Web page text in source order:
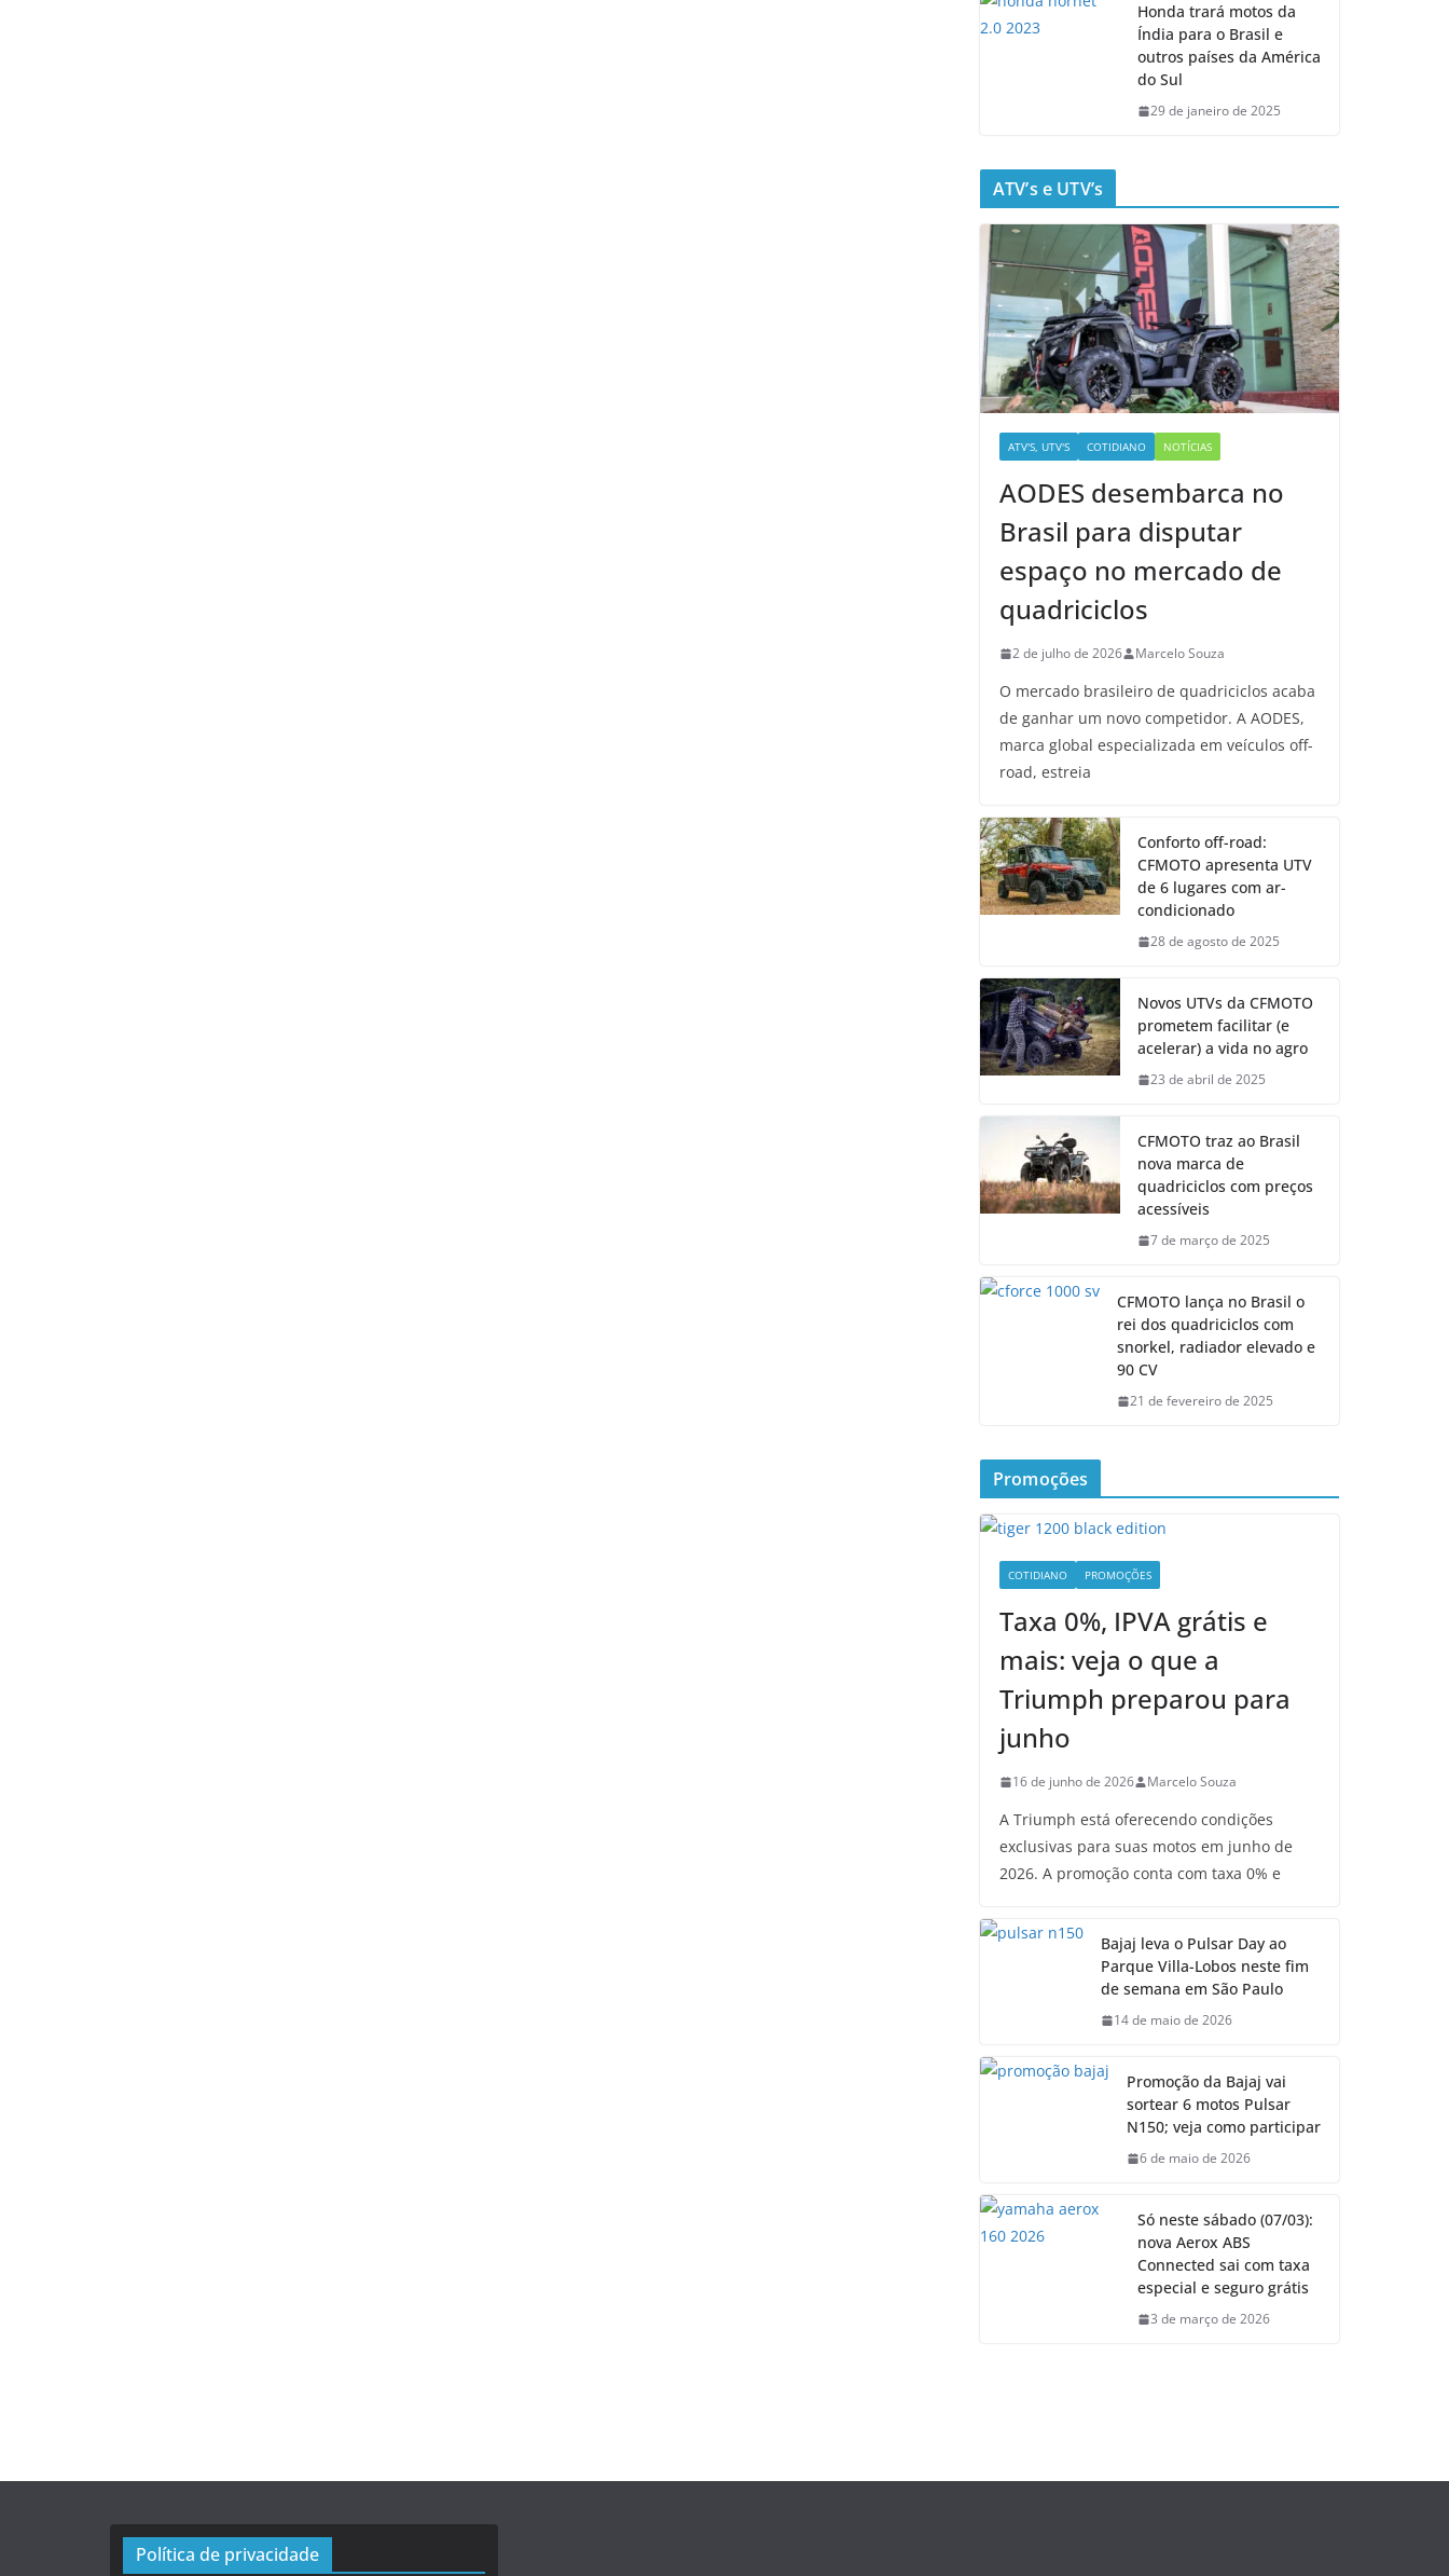
Honda trará motos da
Índia para o Brasil e
outros países da América
do Sul
29 de janeiro de 2025
ATV’s e UTV’s
ATV'S, UTV'S COTIDIANO NOTÍCIAS
AODES desembarca no
Brasil para disputar
espaço no mercado de
quadriciclos
2 de julho de 2026 Marcelo Souza
O mercado brasileiro de quadriciclos acaba
de ganhar um novo competidor. A AODES,
marca global especializada em veículos off-
road, estreia
Conforto off-road:
CFMOTO apresenta UTV
de 6 lugares com ar-
condicionado
28 de agosto de 2025
Novos UTVs da CFMOTO
prometem facilitar (e
acelerar) a vida no agro
23 de abril de 2025
CFMOTO traz ao Brasil
nova marca de
quadriciclos com preços
acessíveis
7 de março de 2025
CFMOTO lança no Brasil o
rei dos quadriciclos com
snorkel, radiador elevado e
90 CV
21 de fevereiro de 2025
Promoções
COTIDIANO PROMOÇÕES
Taxa 0%, IPVA grátis e
mais: veja o que a
Triumph preparou para
junho
16 de junho de 2026 Marcelo Souza
A Triumph está oferecendo condições
exclusivas para suas motos em junho de
2026. A promoção conta com taxa 0% e
Bajaj leva o Pulsar Day ao
Parque Villa-Lobos neste fim
de semana em São Paulo
14 de maio de 2026
Promoção da Bajaj vai
sortear 6 motos Pulsar
N150; veja como participar
6 de maio de 2026
Só neste sábado (07/03):
nova Aerox ABS
Connected sai com taxa
especial e seguro grátis
3 de março de 2026
Política de privacidade